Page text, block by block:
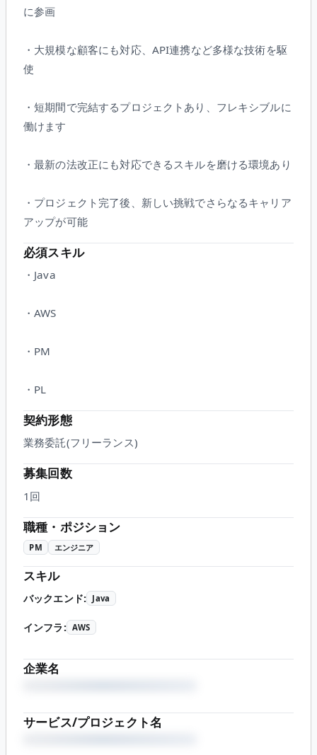
に参画
・大規模な顧客にも対応、API連携など多様な技術を駆
使
・短期間で完結するプロジェクトあり、フレキシブルに
働けます
・最新の法改正にも対応できるスキルを磨ける環境あり
・プロジェクト完了後、新しい挑戦でさらなるキャリア
アップが可能
必須スキル
・Java
・AWS
・PM
・PL
契約形態
業務委託(フリーランス)
募集回数
1回
職種・ポジション
PM エンジニア
スキル
バックエンド: Java
インフラ: AWS
企業名
サービス/プロジェクト名